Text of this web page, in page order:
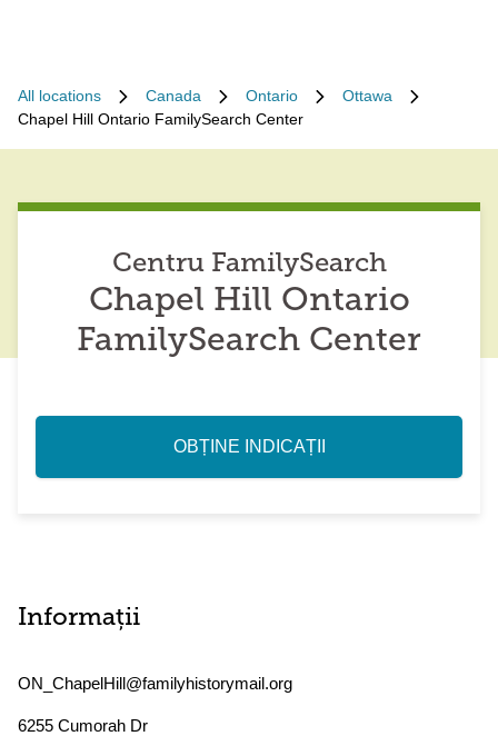
All locations Canada Ontario
Ottawa
Chapel Hill Ontario FamilySearch Center
Centru FamilySearch
Chapel Hill Ontario
FamilySearch Center
OBȚINE INDICAȚII
Informații
ON_ChapelHill@familyhistorymail.org
6255 Cumorah Dr